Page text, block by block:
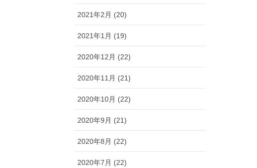
2021年2月 (20)
2021年1月 (19)
2020年12月 (22)
2020年11月 (21)
2020年10月 (22)
2020年9月 (21)
2020年8月 (22)
2020年7月 (22)